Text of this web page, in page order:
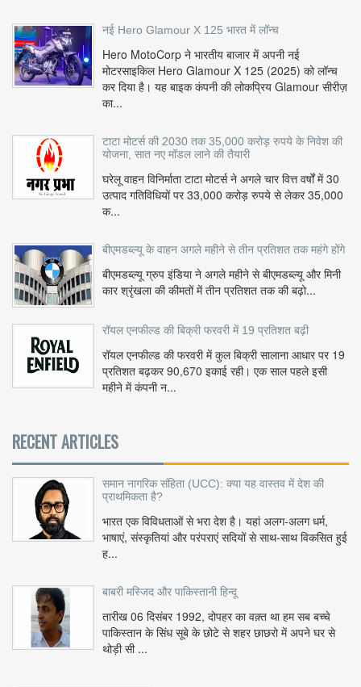
नई Hero Glamour X 125 भारत में लॉन्च
Hero MotoCorp ने भारतीय बाजार में अपनी नई
मोटरसाइकिल Hero Glamour X 125 (2025) को लॉन्च
कर दिया है। यह बाइक कंपनी की लोकप्रिय Glamour सीरीज़
का...
टाटा मोटर्स की 2030 तक 35,000 करोड़ रुपये के निवेश की
योजना, सात नए मॉडल लाने की तैयारी
घरेलू वाहन विनिर्माता टाटा मोटर्स ने अगले चार वित्त वर्षों में 30
उत्पाद गतिविधियों पर 33,000 करोड़ रुपये से लेकर 35,000
क...
बीएमडब्ल्यू के वाहन अगले महीने से तीन प्रतिशत तक महंगे होंगे
बीएमडब्ल्यू ग्रुप इंडिया ने अगले महीने से बीएमडब्ल्यू और मिनी
कार श्रृंखला की कीमतों में तीन प्रतिशत तक की बढ़ो...
रॉयल एनफील्ड की बिक्री फरवरी में 19 प्रतिशत बढ़ी
रॉयल एनफील्ड की फरवरी में कुल बिक्री सालाना आधार पर 19
प्रतिशत बढ़कर 90,670 इकाई रही। एक साल पहले इसी
महीने में कंपनी न...
RECENT ARTICLES
समान नागरिक संहिता (UCC): क्या यह वास्तव में देश की
प्राथमिकता है?
भारत एक विविधताओं से भरा देश है। यहां अलग-अलग धर्म,
भाषाएं, संस्कृतियां और परंपराएं सदियों से साथ-साथ विकसित हुई
ह...
बाबरी मस्जिद और पाकिस्तानी हिन्दू
तारीख 06 दिसंबर 1992, दोपहर का वक़्त था हम सब बच्चे
पाकिस्तान के सिंध सूबे के छोटे से शहर छाछरो में अपने घर से
थोड़ी सी ...